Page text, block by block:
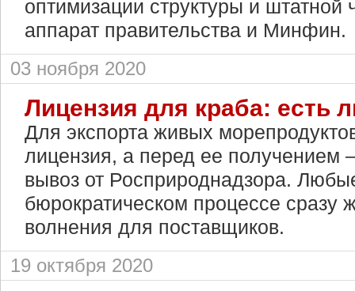
оптимизации структуры и штатной
аппарат правительства и Минфин.
03 ноября 2020
Лицензия для краба: есть
Для экспорта живых
лицензия, а перед ее получением
вывоз от Росприроднадзора.
бюрократическом процессе сразу
волнения для поставщиков.
19 октября 2020